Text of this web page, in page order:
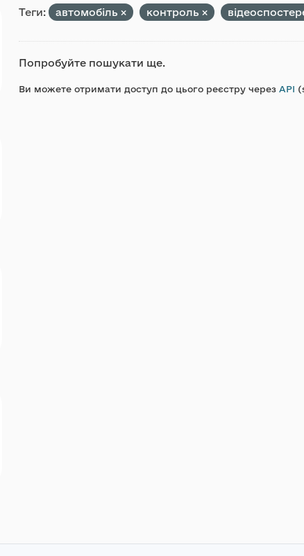
Теги: автомобіль контроль
Попробуйте пошукати ще.
Ви можете отримати доступ до цього реєстру через API